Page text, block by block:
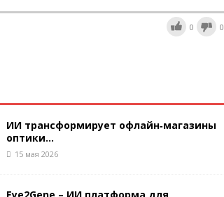
0 0
ИИ трансформирует офлайн‑магазины
оптики...
15 мая 2026